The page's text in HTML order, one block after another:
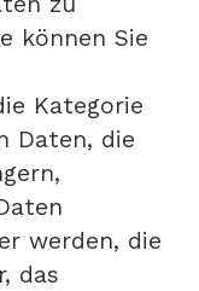
können Sie
Kategorie
Daten, die
werden, die
das